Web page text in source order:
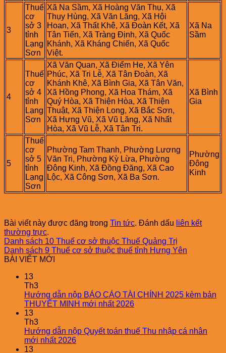
3
Thuế‍
cơ‍
sở‍ 3
tỉnh
Lạng
Sơn
Xã Na Sầm, Xã Hoàng Văn Thụ, Xã
Thụy Hùng, Xã Văn Lăng, Xã Hội
Hoan, Xã Thất Khê, Xã Đoàn Kết, Xã
Tân Tiến, Xã Tràng Định, Xã Quốc
Khánh, Xã Kháng Chiến, Xã Quốc
Việt.
Xã Na
Sầm
4
Thuế‍
cơ‍
sở‍ 4
tỉnh
Lạng
Sơn
Xã Văn Quan, Xã Điểm He, Xã Yên
Phúc, Xã Tri Lễ, Xã Tân Đoàn, Xã
Khánh Khê, Xã Bình Gia, Xã Tân Văn,
Xã Hồng Phong, Xã Hoa Thám, Xã
Quý Hòa, Xã Thiện Hòa, Xã Thiện
Thuật, Xã Thiện Long, Xã Bắc Sơn,
Xã Hưng Vũ, Xã Vũ Lăng, Xã Nhất
Hòa, Xã Vũ Lễ, Xã Tân Tri.
Xã Bình
Gia
5
Thuế‍
cơ‍
sở‍ 5
tỉnh
Lạng
Sơn
Phường Tam Thanh, Phường Lương
Văn Tri, Phường Kỳ Lừa, Phường
Đông Kinh, Xã Đồng Đăng, Xã Cao
Lộc, Xã Công Sơn, Xã Ba Sơn.
Phường
Đông
Kinh
Bài viết này được đăng trong Tin tức. Đánh dấu liên kết
thường trực.
Danh sách 10 Thuế cơ sở thuộc Thuế Quảng Trị
Danh sách 9 Thuế cơ sở thuộc thuế tỉnh Hưng Yên
BÀI VIẾT MỚI
13
Th3
Hướng dẫn nộp BÁO CÁO TÀI CHÍNH 2025 kèm bản
THUYẾT MINH mới nhất 2026
13
Th3
Hướng dẫn nộp Quyết toán thuế Thu nhập cá nhân
mới nhất 2026
13